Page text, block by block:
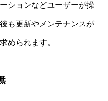
ションなどユーザーが操
も更新やメンテナンスが
められます。